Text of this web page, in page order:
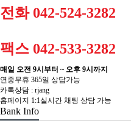
전화 042-524-3282
팩스 042-533-3282
매일 오전 9시부터 ~ 오후 9시까지
연중무휴 365일 상담가능
카톡상담 : rjang
홈페이지 1:1실시간 채팅 상담 가능
Bank Info